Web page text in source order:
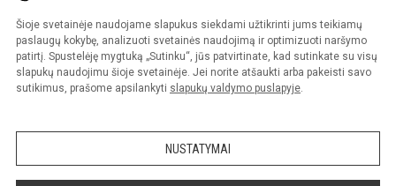
Šioje svetainėje naudojame slapukus siekdami užtikrinti jums teikiamų
paslaugų kokybę, analizuoti svetainės naudojimą ir optimizuoti naršymo
patirtį. Spustelėję mygtuką „Sutinku“, jūs patvirtinate, kad sutinkate su visų
slapukų naudojimu šioje svetainėje. Jei norite atšaukti arba pakeisti savo
sutikimus, prašome apsilankyti slapukų valdymo puslapyje.
NUSTATYMAI
© 2026. Panevėžio Juozo Balčikonio gimnazija. Visos teisės saugomos.
Kopijuoti turinį be raštiško gimnazijos sutikimo griežtai draudžiama.
Prieinamumo paraiška Slapukų politika
Sumanus būdas atnaujinti